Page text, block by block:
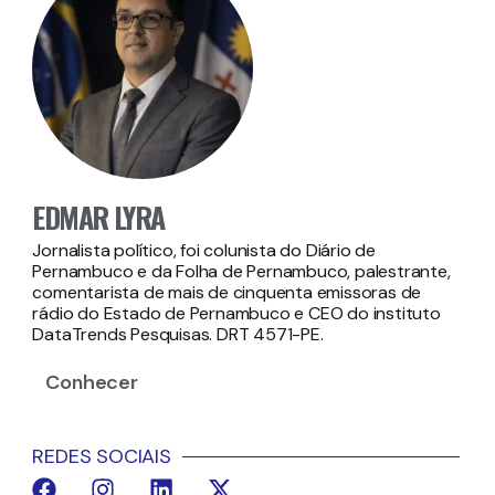
EDMAR LYRA
Jornalista político, foi colunista do Diário de
Pernambuco e da Folha de Pernambuco, palestrante,
comentarista de mais de cinquenta emissoras de
rádio do Estado de Pernambuco e CEO do instituto
DataTrends Pesquisas. DRT 4571-PE.
Conhecer
REDES SOCIAIS